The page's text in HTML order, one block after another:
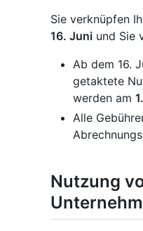
Sie verknüpfen
16. Juni und Sie
Ab dem 16.
getaktete
werden am
Alle
Nutzung